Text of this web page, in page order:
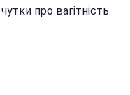
чутки про вагітність